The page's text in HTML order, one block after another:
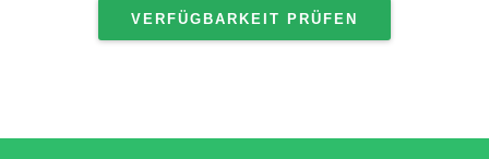
VERFÜGBARKEIT PRÜFEN